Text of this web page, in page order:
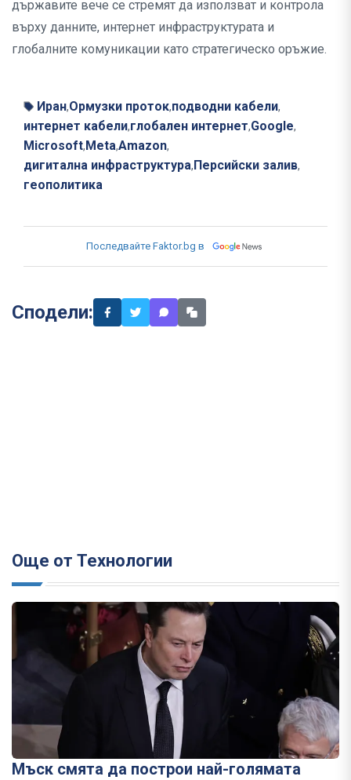
държавите вече се стремят да използват и контрола
върху данните, интернет инфраструктурата и
глобалните комуникации като стратегическо оръжие.
Иран,Ормузки проток,подводни кабели,
интернет кабели,глобален интернет,Google,
Microsoft, Meta,Amazon,
дигитална инфраструктура, Персийски залив,
геополитика
Последвайте Faktor.bg в
Сподели:
Още от Технологии
Мъск смята да построи най-голямата